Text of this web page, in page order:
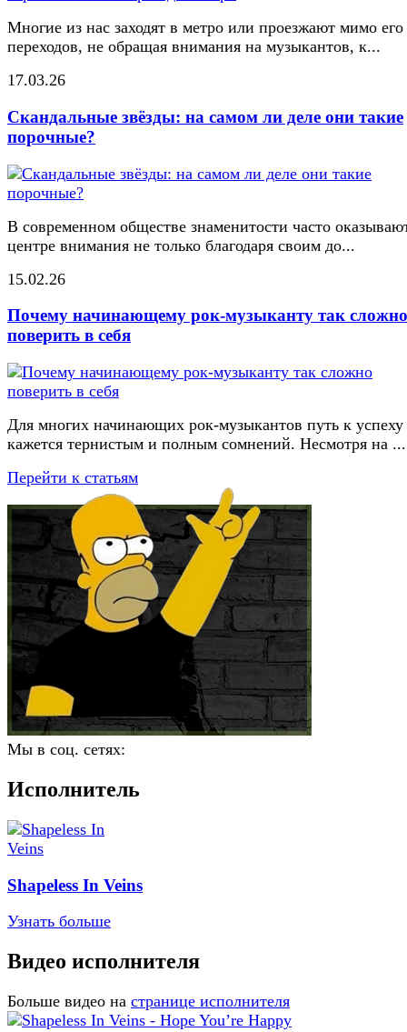
Многие из нас заходят в метро или проезжают мимо его
переходов, не обращая внимания на музыкантов, к...
17.03.26
Скандальные звёзды: на самом ли деле они такие
порочные?
В современном обществе знаменитости часто
центре внимания не только благодаря своим до...
15.02.26
Почему начинающему рок-музыканту так сложно
поверить в себя
Для многих начинающих рок-музыкантов путь к успеху
кажется тернистым и полным сомнений. Несмотря на ...
Перейти к статьям
Мы в соц. сетях:
Исполнитель
Shapeless In Veins
Узнать больше
Видео исполнителя
Больше видео на странице исполнителя